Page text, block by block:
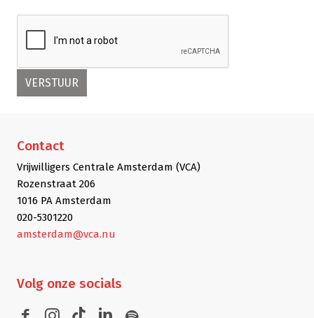
Contact
Vrijwilligers Centrale Amsterdam (VCA)
Rozenstraat 206
1016 PA Amsterdam
020-5301220
amsterdam@vca.nu
Volg onze socials